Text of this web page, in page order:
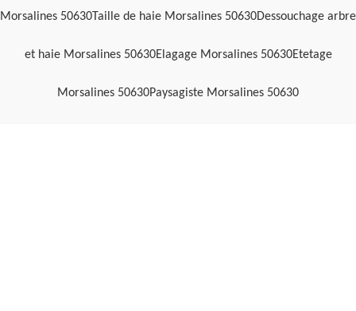
Morsalines 50630Taille de haie Morsalines 50630Dessouchage arbre
et haie Morsalines 50630Elagage Morsalines 50630Etetage
Morsalines 50630Paysagiste Morsalines 50630